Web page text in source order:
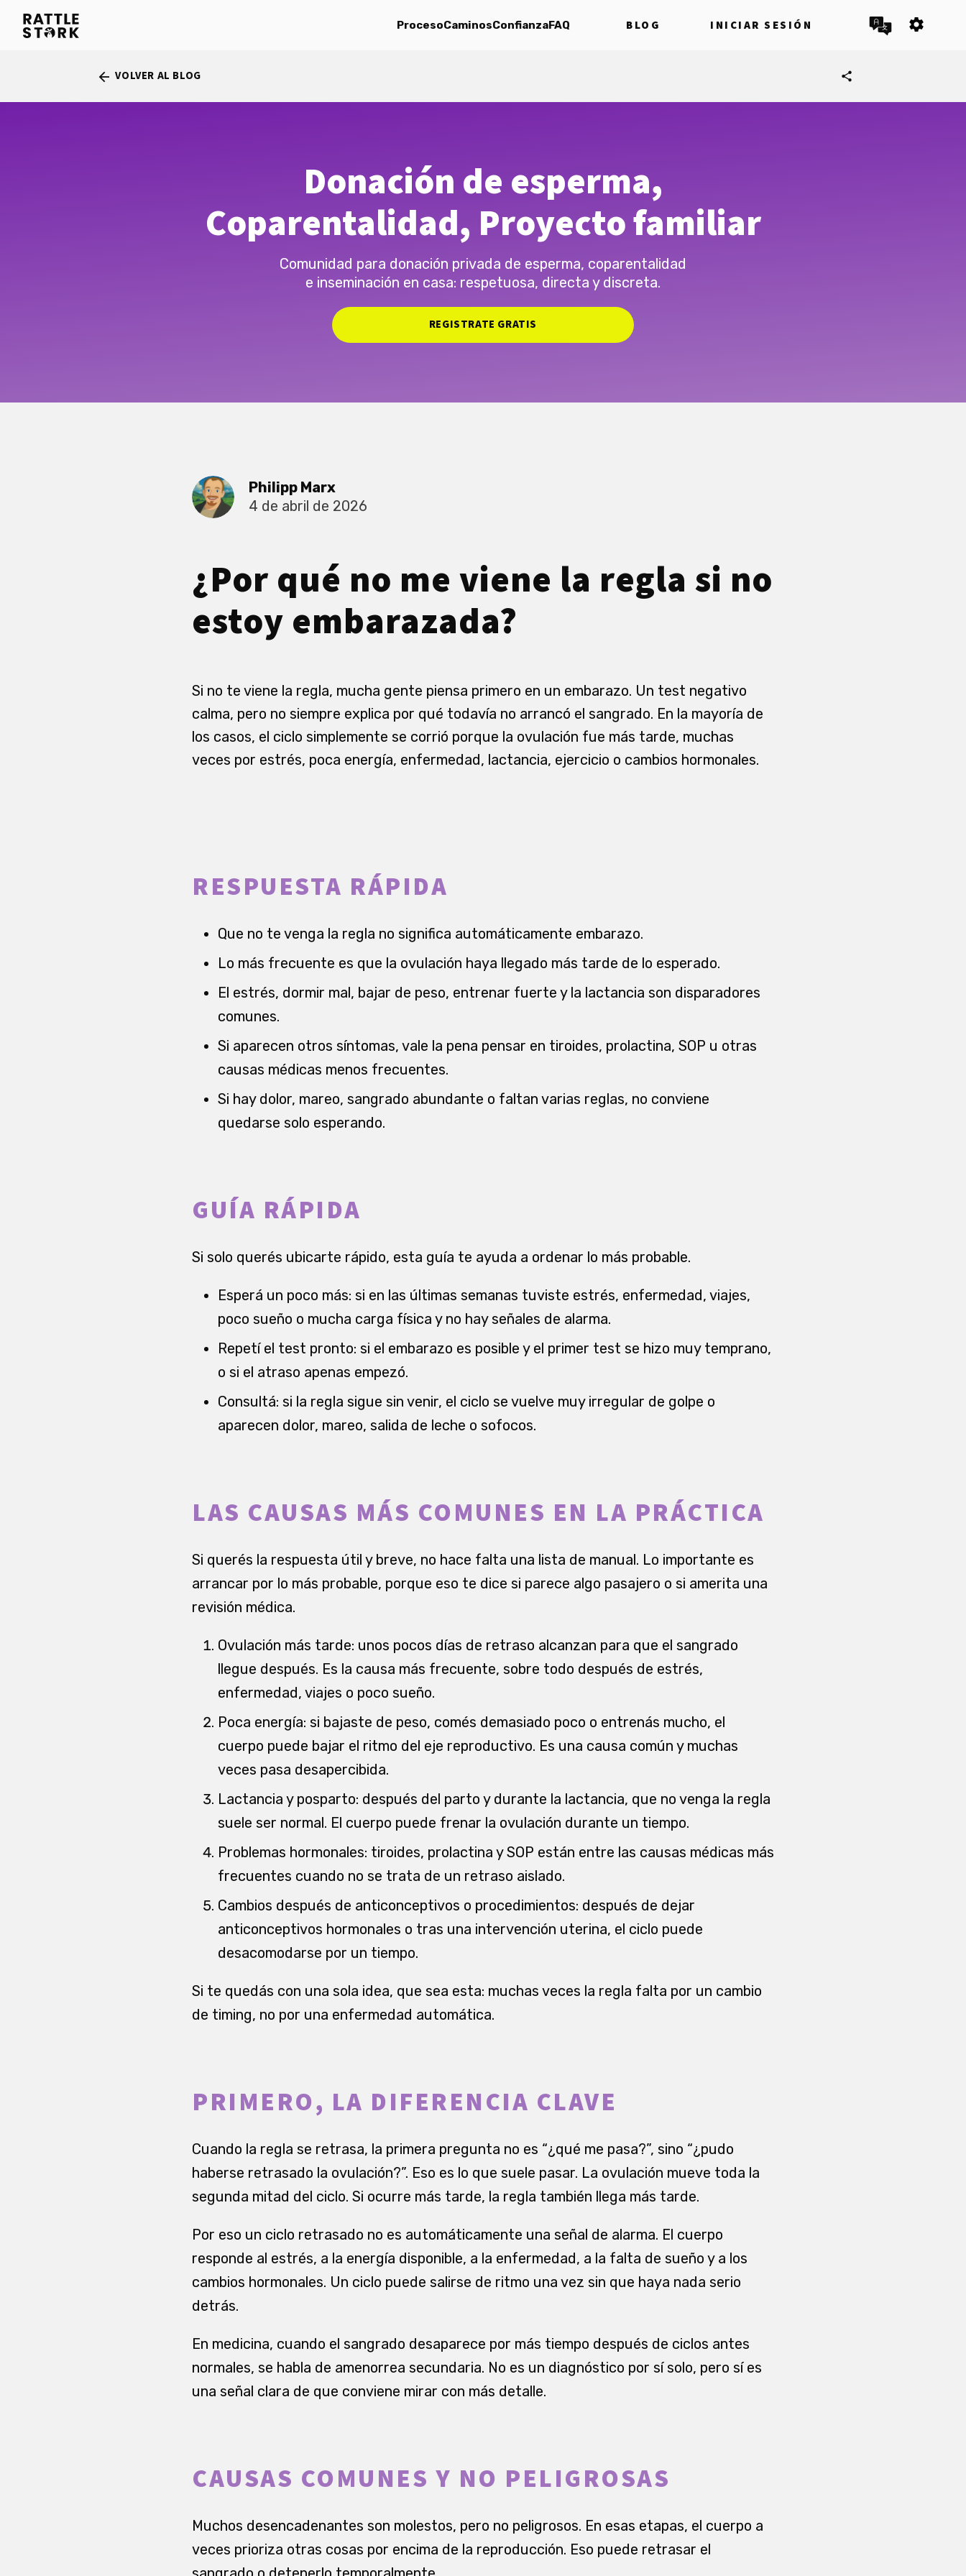
ProcesoCaminosConfianzaFAQ BLOG INICIAR SESIÓN settings
arrow_back VOLVER AL BLOG share
Donación de esperma,
Coparentalidad, Proyecto familiar
Comunidad para donación privada de esperma, coparentalidad
e inseminación en casa: respetuosa, directa y discreta.
REGISTRATE GRATIS
Philipp Marx
4 de abril de 2026
¿Por qué no me viene la regla si no
estoy embarazada?
Si no te viene la regla, mucha gente piensa primero en un embarazo. Un test negativo
calma, pero no siempre explica por qué todavía no arrancó el sangrado. En la mayoría de
los casos, el ciclo simplemente se corrió porque la ovulación fue más tarde, muchas
veces por estrés, poca energía, enfermedad, lactancia, ejercicio o cambios hormonales.
RESPUESTA RÁPIDA
Que no te venga la regla no significa automáticamente embarazo.
Lo más frecuente es que la ovulación haya llegado más tarde de lo esperado.
El estrés, dormir mal, bajar de peso, entrenar fuerte y la lactancia son disparadores
comunes.
Si aparecen otros síntomas, vale la pena pensar en tiroides, prolactina, SOP u otras
causas médicas menos frecuentes.
Si hay dolor, mareo, sangrado abundante o faltan varias reglas, no conviene
quedarse solo esperando.
GUÍA RÁPIDA
Si solo querés ubicarte rápido, esta guía te ayuda a ordenar lo más probable.
Esperá un poco más: si en las últimas semanas tuviste estrés, enfermedad, viajes,
poco sueño o mucha carga física y no hay señales de alarma.
Repetí el test pronto: si el embarazo es posible y el primer test se hizo muy temprano,
o si el atraso apenas empezó.
Consultá: si la regla sigue sin venir, el ciclo se vuelve muy irregular de golpe o
aparecen dolor, mareo, salida de leche o sofocos.
LAS CAUSAS MÁS COMUNES EN LA PRÁCTICA
Si querés la respuesta útil y breve, no hace falta una lista de manual. Lo importante es
arrancar por lo más probable, porque eso te dice si parece algo pasajero o si amerita una
revisión médica.
Ovulación más tarde: unos pocos días de retraso alcanzan para que el sangrado
llegue después. Es la causa más frecuente, sobre todo después de estrés,
enfermedad, viajes o poco sueño.
Poca energía: si bajaste de peso, comés demasiado poco o entrenás mucho, el
cuerpo puede bajar el ritmo del eje reproductivo. Es una causa común y muchas
veces pasa desapercibida.
Lactancia y posparto: después del parto y durante la lactancia, que no venga la regla
suele ser normal. El cuerpo puede frenar la ovulación durante un tiempo.
Problemas hormonales: tiroides, prolactina y SOP están entre las causas médicas más
frecuentes cuando no se trata de un retraso aislado.
Cambios después de anticonceptivos o procedimientos: después de dejar
anticonceptivos hormonales o tras una intervención uterina, el ciclo puede
desacomodarse por un tiempo.
Si te quedás con una sola idea, que sea esta: muchas veces la regla falta por un cambio
de timing, no por una enfermedad automática.
PRIMERO, LA DIFERENCIA CLAVE
Cuando la regla se retrasa, la primera pregunta no es “¿qué me pasa?”, sino “¿pudo
haberse retrasado la ovulación?”. Eso es lo que suele pasar. La ovulación mueve toda la
segunda mitad del ciclo. Si ocurre más tarde, la regla también llega más tarde.
Por eso un ciclo retrasado no es automáticamente una señal de alarma. El cuerpo
responde al estrés, a la energía disponible, a la enfermedad, a la falta de sueño y a los
cambios hormonales. Un ciclo puede salirse de ritmo una vez sin que haya nada serio
detrás.
En medicina, cuando el sangrado desaparece por más tiempo después de ciclos antes
normales, se habla de amenorrea secundaria. No es un diagnóstico por sí solo, pero sí es
una señal clara de que conviene mirar con más detalle.
CAUSAS COMUNES Y NO PELIGROSAS
Muchos desencadenantes son molestos, pero no peligrosos. En esas etapas, el cuerpo a
veces prioriza otras cosas por encima de la reproducción. Eso puede retrasar el